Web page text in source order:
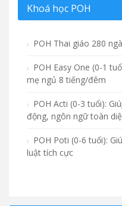
Khoá học POH
POH Thai giáo 280
POH Easy One (0-1
mẹ ngủ 8 tiếng/đêm
POH Acti (0-3 tuổi):
động, ngôn ngữ toàn
POH Poti (0-6 tuổi):
luật tích cực